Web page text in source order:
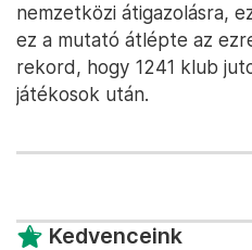
nemzetközi átigazolásra,
ez a mutató átlépte az
rekord, hogy 1241 klub
játékosok után.
Kedvenceink